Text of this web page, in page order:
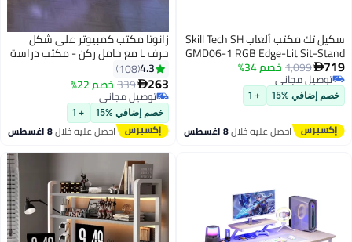
سكيل تك مكتب ألعاب Skill Tech SH
GMD06-1 RGB Edge-Lit Sit-Stand
مم، لوحة تحكم، أسود غير لامع،
صغير الحجم ومتين
719
1,099خصم 34%
توصيل مجاني
توصيل مجاني
خصم إضافي %15 + 1
احصل عليه خلال8 اغسطس
زانوتا مكتب كمبيوتر على شكل
حرف L مع حامل ركن - مكتب دراسة
عكسي محطة عمل مكتب العمل
الأسود
4.3
108
263
339 خصم 22%
توصيل مجاني
باقي 1 وحدات في المخزون
توصيل مجاني
خصم إضافي %15 + 1
احصل عليه خلال8 اغسطس